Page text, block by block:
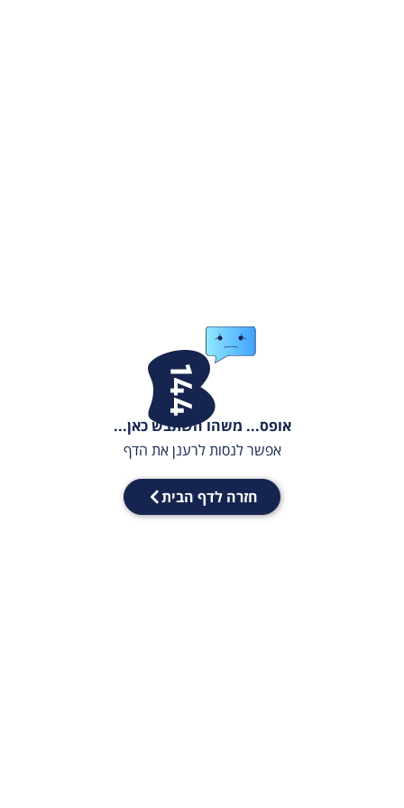
אופס... משהו השתבש כאן...
אפשר לנסות לרענן את הדף
חזרה לדף הבית